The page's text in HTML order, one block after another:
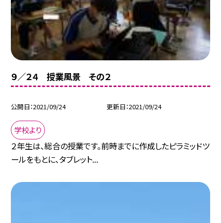
９／２４ 授業風景 その２
公開日 2021/09/24 更新日 2021/09/24
学校より
２年生は、総合の授業です。前時までに作成したピラミッドツ
ールをもとに、タブレット...